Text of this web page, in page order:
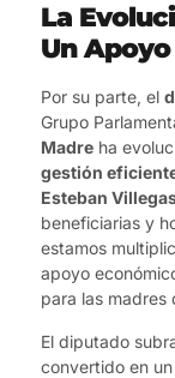
La
Un
Por su parte, el
Grupo
Madre ha
gestión
Esteban
beneficiarias y
estamos
apoyo
para las madres
El diputado
convertido en un